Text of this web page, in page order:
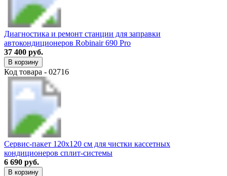
Диагностика и ремонт станции для заправки
автокондиционеров Robinair 690 Pro
37 400 руб.
В корзину
Код товара - 02716
Сервис-пакет 120х120 см для чистки кассетных
кондиционеров сплит-системы
6 690 руб.
В корзину